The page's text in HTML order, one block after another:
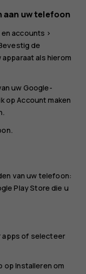
aan uw telefoon
accounts >
de
als hierom
uw Google-
opAccount maken
van uw telefoon:
Play Store die u
apps of selecteer
opInstalleren om